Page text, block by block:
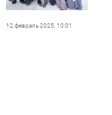
12 февраль 2025, 10:01